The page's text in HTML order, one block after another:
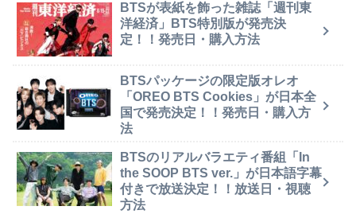
BTSが表紙を飾った雑誌「週刊東
洋経済」BTS特別版が発売決
定！！発売日・購入方法
BTSパッケージの限定版オレオ
「OREO BTS Cookies」が日本全
国で発売決定！！発売日・購入方
法
BTSのリアルバラエティ番組「In
the SOOP BTS ver.」が日本語字幕
付きで放送決定！！放送日・視聴
方法